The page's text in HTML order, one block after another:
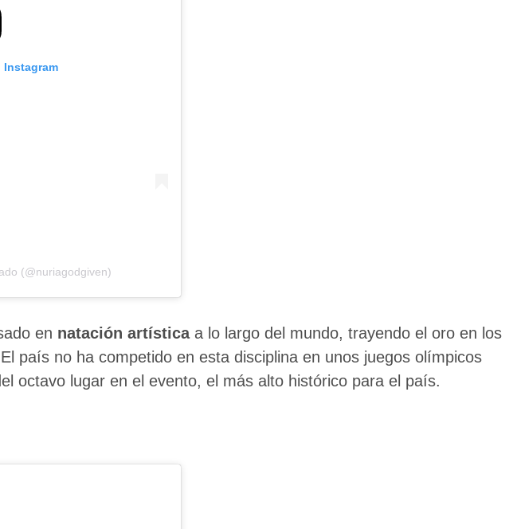
(@nuriagodgiven)
en natación artísticaa lo largo del mundo, trayendo el oro en los
país no ha competido en esta disciplina en unos juegos olímpicos
octavo lugar en el evento, el más alto histórico para el país.